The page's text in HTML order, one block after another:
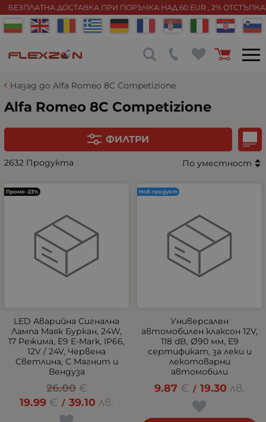
БЕЗПЛАТНА ДОСТАВКА ПРИ ПОРЪЧКА НАД 60 EUR , 2%
Назад до Alfa Romeo 8C Competizione
Alfa Romeo 8C Competizione
ФИЛТРИ
2632 Продукта По уместност
LED Аварийна Сигнална
Лампа Маяк Буркан, 24W,
17 Режима, E9 E-Mark, IP66,
12V / 24V, Червена
Светлина, С Магнит и
Вендуза
26.00 €
19.99 € / 39.10 лв.
Промо -23%
Универсален
автомобилен клаксон 12V,
118 dB, Ø90 мм, E9
сертификат, за леки и
лекотоварни
автомобили
9.87 € / 19.30 лв.
Нов продукт